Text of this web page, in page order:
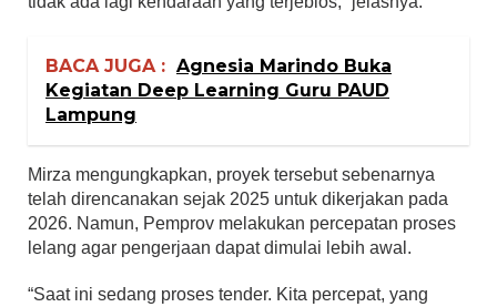
BACA JUGA : Agnesia Marindo Buka
Kegiatan Deep Learning Guru PAUD
Lampung
Mirza mengungkapkan, proyek tersebut sebenarnya
telah direncanakan sejak 2025 untuk dikerjakan pada
2026. Namun, Pemprov melakukan percepatan proses
lelang agar pengerjaan dapat dimulai lebih awal.
“Saat ini sedang proses tender. Kita percepat, yang